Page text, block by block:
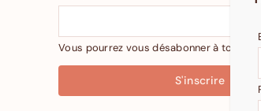
Vous pourrez vous désabonner à tout